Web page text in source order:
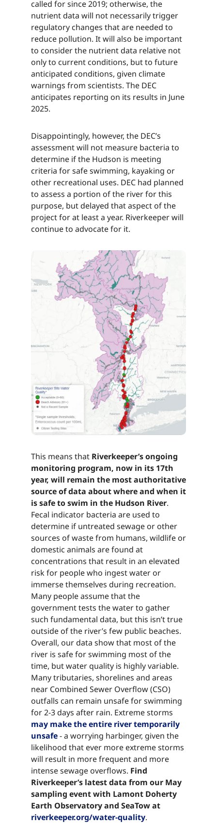
called for since 2019; otherwise, the
nutrient data will not necessarily trigger
regulatory changes that are needed to
reduce pollution. It will also be important
to consider the nutrient data relative not
only to current conditions, but to future
anticipated conditions, given climate
warnings from scientists. The DEC
anticipates reporting on its results in June
2025.​​​​‌ ‍ ​‍​‍‌‍ ‌ ​‍‌‍‍‌‌‍‌ ‌‍‍‌‌‍ ‍​‍​‍​ ‍‍​‍​‍‌ ​ ‌‍​‌‌‍ ‍‌‍‍‌‌ ‌​‌ ‍‌​‍ ‍‌‍‍‌‌‍ ​‍​‍​‍ ​​‍​‍‌‍‍​‌ ​‍‌‍‌‌‌‍‌‍​‍​‍​ ‍‍​‍​‍‌‍‍​‌ ‌​‌ ‌​‌ ​​‌ ​ ​ ‍‍​‍ ​‍ ‌‍​ ‌‍ ‌‌ ​ ​‍ ‍‌‍ ‌‌‍​‌‌‍‍‌‌‍ ‍​‍ ‍​ ​‍​ ​​​ ​‍​ ‌​‌ ​‍‌‍‌‌‌‍‌​‌‍‌‌‌ ​ ‌‍‍‌‌‍‌ ‌‍ ‍​‍ ‍‌ ​‍‌‍‍‌‌ ‌‍‌‍‌‌‌ ​‍‌‍‍ ‌‍‌‌‌‍‌‌‌ ​​‌‍‌‌‌ ​‍​‍ ‍‌‍ ‌ ​‍‌‍‌ ​‍ ‌‍‍‌‌‍ ‍‌ ‌​‌‍‌‌‌‍ ‍‌ ‌​​‍ ‌‍‌‌‌‍‌​‌‍‍‌‌ ‌​​‍ ‌‍ ‌‌‍ ‌‍‌​‌‍‌‌​ ‌‌ ​​‌ ​‍‌‍‌‌‌ ​ ‌‍‌‌‌‍ ‍‌ ‌​‌‍​‌‌ ‌​‌‍‍‌‌‍ ‌‍ ‍​ ‍ ‌‍‍‌‌‍‌​​ ‌​ ​‌‌‍​ ‌‍​‍‌‍​‌​ ‍​‌‍‌​​ ​​​ ‌‌​‍ ‌​ ​‍​ ​​​ ‌ ‌‍​‌​‍ ‌​ ‌​​ ​‌‌‍‌​​ ‌​​‍ ‌​ ‍‌‌‍‌‌​ ‌​​ ‌ ​‍ ‌​ ​‍‌‍​‍​ ‌‍‌‍‌‌​ ‌ ‌‍​‍​ ‌‌​ ‌ ‌‍‌‌​ ​​​ ​​​ ‌​​ ‍ ‌ ‌​‌ ‍‌‌ ​​‌‍‌‌​ ‌‌‍​‌‌ ​‍‌ ‌​‌‍‍‌‌‍​ ‌‍ ​‌‍‌‌​ ‍ ‌ ​​‌‍​‌‌ ‌​‌‍‍​​ ‌‌‍​ ‌‍ ‌‍ ‍‌ ‌​‌‍‌‌‌‍ ‍‌ ‌​​‍‌‌​ ‌‌‌​​‍‌‌ ‌‍‍ ‌‍‌‌‌ ‍‌​‍‌‌​ ​ ‌​‌​​‍‌‌​ ​ ‌​‌​​‍‌‌​ ​‍​ ​‍‌‍‌‌‌‍​ ‌‍​‌‌‍‌​​ ‌‍​ ‍‌‌‍​‌​ ‌ ​ ​ ​ ‍‌​ ‌ ​ ‌‌​‍‌‌​ ​‍​ ​‍​‍‌‌​ ‌‌‌​‌​​‍ ‍‌‍​ ‌‍‍​‌‍‍‌‌‍ ​‌‍‌​‌ ​‍‌‍‌‌‌‍ ‍​‍‌‌​ ‌‌‌​​‍‌‌ ‌‍‍ ‌‍‌‌‌ ‍‌​‍‌‌​ ​ ‌​‌​​‍‌‌​ ​ ‌​‌​​‍‌‌​ ​‍​ ​‍‌‍‌‌‌‍​ ‌‍​‌‌‍‌​​ ‌‍​ ‍‌‌‍​‌​ ‌ ​ ​ ​ ‍‌​ ‌ ​ ‌‌​ ‌‍​‍‌‌​ ​‍​ ​‍​‍‌‌​ ‌‌‌​‌​​‍ ‍‌ ‌​‌‍‌‌‌ ‍​‌ ‌​​ ‌‍​‍‌‍​‌‌ ​ ‌‍‌‌‌‌‌‌‌ ​‍‌‍ ​​ ‌‌‍‍​‌ ‌​‌ ‌​‌ ​​‌ ​ ​‍‌‌​ ​ ‌​​‌​‍‌‌​ ​‍‌​‌‍​‍‌‌​ ​‍‌​‌‍‌‍​ ‌‍ ‌‌ ​ ​‍ ‍‌‍ ‌‌‍​‌‌‍‍‌‌‍ ‍​‍ ‍​ ​‍​ ​​​ ​‍​ ‌​‌ ​‍‌‍‌‌‌‍‌​‌‍‌‌‌ ​ ‌‍‍‌‌‍‌ ‌‍ ‍​‍ ‍‌ ​‍‌‍‍‌‌ ‌‍‌‍‌‌‌ ​‍‌‍‍ ‌‍‌‌‌‍‌‌‌ ​​‌‍‌‌‌ ​‍​‍ ‍‌‍ ‌ ​‍‌‍‌ ​‍‌‍‌‍‍‌‌‍‌​​ ‌​ ​‌‌‍​ ‌‍​‍‌‍​‌​ ‍​‌‍‌​​ ​​​ ‌‌​‍ ‌​ ​‍​ ​​​ ‌ ‌‍​‌​‍ ‌​ ‌​​ ​‌‌‍‌​​ ‌​​‍ ‌​ ‍‌‌‍‌‌​ ‌​​ ‌ ​‍ ‌​ ​‍‌‍​‍​ ‌‍‌‍‌‌​ ‌ ‌‍​‍​ ‌‌​ ‌ ‌‍‌‌​ ​​​ ​​​ ‌​​‍‌‍‌ ‌​‌ ‍‌‌ ​​‌‍‌‌​ ‌‌‍​‌‌ ​‍‌ ‌​‌‍‍‌‌‍​ ‌‍ ​‌‍‌‌​‍‌‍‌ ​​‌‍​‌‌ ‌​‌‍‍​​ ‌‌‍​ ‌‍ ‌‍ ‍‌ ‌​‌‍‌‌‌‍ ‍‌ ‌​​‍‌‌​ ‌‌‌​​‍‌‌ ‌‍‍ ‌‍‌‌‌ ‍‌​‍‌‌​ ​ ‌​‌​​‍‌‌​ ​ ‌​‌​​‍‌‌​ ​‍​ ​‍‌‍‌‌‌‍​ ‌‍​‌‌‍‌​​ ‌‍​ ‍‌‌‍​‌​ ‌ ​ ​ ​ ‍‌​ ‌ ​ ‌‌​‍‌‌​ ​‍​ ​‍​‍‌‌​ ‌‌‌​‌​​‍ ‍‌‍​ ‌‍‍​‌‍‍‌‌‍ ​‌‍‌​‌ ​‍‌‍‌‌‌‍ ‍​‍‌‌​ ‌‌‌​​‍‌‌ ‌‍‍ ‌‍‌‌‌ ‍‌​‍‌‌​ ​ ‌​‌​​‍‌‌​ ​ ‌​‌​​‍‌‌​ ​‍​ ​‍‌‍‌‌‌‍​ ‌‍​‌‌‍‌​​ ‌‍​ ‍‌‌‍​‌​ ‌ ​ ​ ​ ‍‌​ ‌ ​ ‌‌​ ‌‍​‍‌‌​ ​‍​ ​‍​‍‌‌​ ‌‌‌​‌​​‍ ‍‌ ‌​‌‍‌‌‌ ‍​‌ ‌​​‍‌‍‌ ​​‌‍‌‌‌ ​‍‌ ​ ‌ ​​‌‍‌‌‌‍​ ‌ ‌​‌‍‍‌‌ ‌‍‌‍‌‌​ ‌‌ ​​‌ ‌‌‌‍​‍‌‍ ​‌‍‍‌‌ ​ ‌‍‍​‌‍‌‌‌‍‌​​‍​‍‌ ‌
Disappointingly, however, the DEC’s
assessment will not measure bacteria to
determine if the Hudson is meeting
criteria for safe swimming, kayaking or
other recreational uses. DEC had planned
to assess a portion of the river for this
purpose, but delayed that aspect of the
project for at least a year. Riverkeeper will
continue to advocate for it.​​​​‌ ‍ ​‍​‍‌‍ ‌ ​‍‌‍‍‌‌‍‌ ‌‍‍‌‌‍ ‍​‍​‍​ ‍‍​‍​‍‌ ​ ‌‍​‌‌‍ ‍‌‍‍‌‌ ‌​‌ ‍‌​‍ ‍‌‍‍‌‌‍ ​‍​‍​‍ ​​‍​‍‌‍‍​‌ ​‍‌‍‌‌‌‍‌‍​‍​‍​ ‍‍​‍​‍‌‍‍​‌ ‌​‌ ‌​‌ ​​‌ ​ ​ ‍‍​‍ ​‍ ‌‍​ ‌‍ ‌‌ ​ ​‍ ‍‌‍ ‌‌‍​‌‌‍‍‌‌‍ ‍​‍ ‍​ ​‍​ ​​​ ​‍​ ‌​‌ ​‍‌‍‌‌‌‍‌​‌‍‌‌‌ ​ ‌‍‍‌‌‍‌ ‌‍ ‍​‍ ‍‌ ​‍‌‍‍‌‌ ‌‍‌‍‌‌‌ ​‍‌‍‍ ‌‍‌‌‌‍‌‌‌ ​​‌‍‌‌‌ ​‍​‍ ‍‌‍ ‌ ​‍‌‍‌ ​‍ ‌‍‍‌‌‍ ‍‌ ‌​‌‍‌‌‌‍ ‍‌ ‌​​‍ ‌‍‌‌‌‍‌​‌‍‍‌‌ ‌​​‍ ‌‍ ‌‌‍ ‌‍‌​‌‍‌‌​ ‌‌ ​​‌ ​‍‌‍‌‌‌ ​ ‌‍‌‌‌‍ ‍‌ ‌​‌‍​‌‌ ‌​‌‍‍‌‌‍ ‌‍ ‍​ ‍ ‌‍‍‌‌‍‌​​ ‌​ ​‌‌‍​ ‌‍​‍‌‍​‌​ ‍​‌‍‌​​ ​​​ ‌‌​‍ ‌​ ​‍​ ​​​ ‌ ‌‍​‌​‍ ‌​ ‌​​ ​‌‌‍‌​​ ‌​​‍ ‌​ ‍‌‌‍‌‌​ ‌​​ ‌ ​‍ ‌​ ​‍‌‍​‍​ ‌‍‌‍‌‌​ ‌ ‌‍​‍​ ‌‌​ ‌ ‌‍‌‌​ ​​​ ​​​ ‌​​ ‍ ‌ ‌​‌ ‍‌‌ ​​‌‍‌‌​ ‌‌‍​‌‌ ​‍‌ ‌​‌‍‍‌‌‍​ ‌‍ ​‌‍‌‌​ ‍ ‌ ​​‌‍​‌‌ ‌​‌‍‍​​ ‌‌‍​ ‌‍ ‌‍ ‍‌ ‌​‌‍‌‌‌‍ ‍‌ ‌​​‍‌‌​ ‌‌‌​​‍‌‌ ‌‍‍ ‌‍‌‌‌ ‍‌​‍‌‌​ ​ ‌​‌​​‍‌‌​ ​ ‌​‌​​‍‌‌​ ​‍​ ​‍​ ​ ​ ​‌​ ‌‌‌‍​‌‌‍​‍​ ‌‍‌‍‌‌​ ‍​​ ​‍‌‍‌​‌‍​‌​ ‌‍​‍‌‌​ ​‍​ ​‍​‍‌‌​ ‌‌‌​‌​​‍ ‍‌‍​ ‌‍‍​‌‍‍‌‌‍ ​‌‍‌​‌ ​‍‌‍‌‌‌‍ ‍​‍‌‌​ ‌‌‌​​‍‌‌ ‌‍‍ ‌‍‌‌‌ ‍‌​‍‌‌​ ​ ‌​‌​​‍‌‌​ ​ ‌​‌​​‍‌‌​ ​‍​ ​‍​ ​ ​ ​‌​ ‌‌‌‍​‌‌‍​‍​ ‌‍‌‍‌‌​ ‍​​ ​‍‌‍‌​‌‍​‌​ ‌‍​ ​​​‍‌‌​ ​‍​ ​‍​‍‌‌​ ‌‌‌​‌​​‍ ‍‌ ‌​‌‍‌‌‌ ‍​‌ ‌​​ ‌‍​‍‌‍​‌‌ ​ ‌‍‌‌‌‌‌‌‌ ​‍‌‍ ​​ ‌‌‍‍​‌ ‌​‌ ‌​‌ ​​‌ ​ ​‍‌‌​ ​ ‌​​‌​‍‌‌​ ​‍‌​‌‍​‍‌‌​ ​‍‌​‌‍‌‍​ ‌‍ ‌‌ ​ ​‍ ‍‌‍ ‌‌‍​‌‌‍‍‌‌‍ ‍​‍ ‍​ ​‍​ ​​​ ​‍​ ‌​‌ ​‍‌‍‌‌‌‍‌​‌‍‌‌‌ ​ ‌‍‍‌‌‍‌ ‌‍ ‍​‍ ‍‌ ​‍‌‍‍‌‌ ‌‍‌‍‌‌‌ ​‍‌‍‍ ‌‍‌‌‌‍‌‌‌ ​​‌‍‌‌‌ ​‍​‍ ‍‌‍ ‌ ​‍‌‍‌ ​‍‌‍‌‍‍‌‌‍‌​​ ‌​ ​‌‌‍​ ‌‍​‍‌‍​‌​ ‍​‌‍‌​​ ​​​ ‌‌​‍ ‌​ ​‍​ ​​​ ‌ ‌‍​‌​‍ ‌​ ‌​​ ​‌‌‍‌​​ ‌​​‍ ‌​ ‍‌‌‍‌‌​ ‌​​ ‌ ​‍ ‌​ ​‍‌‍​‍​ ‌‍‌‍‌‌​ ‌ ‌‍​‍​ ‌‌​ ‌ ‌‍‌‌​ ​​​ ​​​ ‌​​‍‌‍‌ ‌​‌ ‍‌‌ ​​‌‍‌‌​ ‌‌‍​‌‌ ​‍‌ ‌​‌‍‍‌‌‍​ ‌‍ ​‌‍‌‌​‍‌‍‌ ​​‌‍​‌‌ ‌​‌‍‍​​ ‌‌‍​ ‌‍ ‌‍ ‍‌ ‌​‌‍‌‌‌‍ ‍‌ ‌​​‍‌‌​ ‌‌‌​​‍‌‌ ‌‍‍ ‌‍‌‌‌ ‍‌​‍‌‌​ ​ ‌​‌​​‍‌‌​ ​ ‌​‌​​‍‌‌​ ​‍​ ​‍​ ​ ​ ​‌​ ‌‌‌‍​‌‌‍​‍​ ‌‍‌‍‌‌​ ‍​​ ​‍‌‍‌​‌‍​‌​ ‌‍​‍‌‌​ ​‍​ ​‍​‍‌‌​ ‌‌‌​‌​​‍ ‍‌‍​ ‌‍‍​‌‍‍‌‌‍ ​‌‍‌​‌ ​‍‌‍‌‌‌‍ ‍​‍‌‌​ ‌‌‌​​‍‌‌ ‌‍‍ ‌‍‌‌‌ ‍‌​‍‌‌​ ​ ‌​‌​​‍‌‌​ ​ ‌​‌​​‍‌‌​ ​‍​ ​‍​ ​ ​ ​‌​ ‌‌‌‍​‌‌‍​‍​ ‌‍‌‍‌‌​ ‍​​ ​‍‌‍‌​‌‍​‌​ ‌‍​ ​​​‍‌‌​ ​‍​ ​‍​‍‌‌​ ‌‌‌​‌​​‍ ‍‌ ‌​‌‍‌‌‌ ‍​‌ ‌​​‍‌‍‌ ​​‌‍‌‌‌ ​‍‌ ​ ‌ ​​‌‍‌‌‌‍​ ‌ ‌​‌‍‍‌‌ ‌‍‌‍‌‌​ ‌‌ ​​‌ ‌‌‌‍​‍‌‍ ​‌‍‍‌‌ ​ ‌‍‍​‌‍‌‌‌‍‌​​‍​‍‌ ‌
This means that ​​​​‌ ‍ ​‍​‍‌‍ ‌ ​‍‌‍‍‌‌‍‌ ‌‍‍‌‌‍ ‍​‍​‍​ ‍‍​‍​‍‌ ​ ‌‍​‌‌‍ ‍‌‍‍‌‌ ‌​‌ ‍‌​‍ ‍‌‍‍‌‌‍ ​‍​‍​‍ ​​‍​‍‌‍‍​‌ ​‍‌‍‌‌‌‍‌‍​‍​‍​ ‍‍​‍​‍‌‍‍​‌ ‌​‌ ‌​‌ ​​‌ ​ ​ ‍‍​‍ ​‍ ‌‍​ ‌‍ ‌‌ ​ ​‍ ‍‌‍ ‌‌‍​‌‌‍‍‌‌‍ ‍​‍ ‍​ ​‍​ ​​​ ​‍​ ‌​‌ ​‍‌‍‌‌‌‍‌​‌‍‌‌‌ ​ ‌‍‍‌‌‍‌ ‌‍ ‍​‍ ‍‌ ​‍‌‍‍‌‌ ‌‍‌‍‌‌‌ ​‍‌‍‍ ‌‍‌‌‌‍‌‌‌ ​​‌‍‌‌‌ ​‍​‍ ‍‌‍ ‌ ​‍‌‍‌ ​‍ ‌‍‍‌‌‍ ‍‌ ‌​‌‍‌‌‌‍ ‍‌ ‌​​‍ ‌‍‌‌‌‍‌​‌‍‍‌‌ ‌​​‍ ‌‍ ‌‌‍ ‌‍‌​‌‍‌‌​ ‌‌ ​​‌ ​‍‌‍‌‌‌ ​ ‌‍‌‌‌‍ ‍‌ ‌​‌‍​‌‌ ‌​‌‍‍‌‌‍ ‌‍ ‍​ ‍ ‌‍‍‌‌‍‌​​ ‌​ ​‌‌‍​ ‌‍​‍‌‍​‌​ ‍​‌‍‌​​ ​​​ ‌‌​‍ ‌​ ​‍​ ​​​ ‌ ‌‍​‌​‍ ‌​ ‌​​ ​‌‌‍‌​​ ‌​​‍ ‌​ ‍‌‌‍‌‌​ ‌​​ ‌ ​‍ ‌​ ​‍‌‍​‍​ ‌‍‌‍‌‌​ ‌ ‌‍​‍​ ‌‌​ ‌ ‌‍‌‌​ ​​​ ​​​ ‌​​ ‍ ‌ ‌​‌ ‍‌‌ ​​‌‍‌‌​ ‌‌‍​‌‌ ​‍‌ ‌​‌‍‍‌‌‍​ ‌‍ ​‌‍‌‌​ ‍ ‌ ​​‌‍​‌‌ ‌​‌‍‍​​ ‌‌‍​ ‌‍ ‌‍ ‍‌ ‌​‌‍‌‌‌‍ ‍‌ ‌​​‍‌‌​ ‌‌‌​​‍‌‌ ‌‍‍ ‌‍‌‌‌ ‍‌​‍‌‌​ ​ ‌​‌​​‍‌‌​ ​ ‌​‌​​‍‌‌​ ​‍​ ​‍​ ‌ ‌‍​ ​ ​ ​ ‍‌‌‍​ ​ ‌​​ ​​​ ‍​​ ‌ ​ ​‍‌‍​‍​ ‍‌​‍‌‌​ ​‍​ ​‍​‍‌‌​ ‌‌‌​‌​​‍ ‍‌‍​ ‌‍‍​‌‍‍‌‌‍ ​‌‍‌​‌ ​‍‌‍‌‌‌‍ ‍​‍‌‌​ ‌‌‌​​‍‌‌ ‌‍‍ ‌‍‌‌‌ ‍‌​‍‌‌​ ​ ‌​‌​​‍‌‌​ ​ ‌​‌​​‍‌‌​ ​‍​ ​‍​ ‌ ‌‍​ ​ ​ ​ ‍‌‌‍​ ​ ‌​​ ​​​ ‍​​ ‌ ​ ​‍‌‍​‍​ ‍‌​ ​​​‍‌‌​ ​‍​ ​‍​‍‌‌​ ‌‌‌​‌​​‍ ‍‌ ‌​‌‍‌‌‌ ‍​‌ ‌​​ ‌‍​‍‌‍​‌‌ ​ ‌‍‌‌‌‌‌‌‌ ​‍‌‍ ​​ ‌‌‍‍​‌ ‌​‌ ‌​‌ ​​‌ ​ ​‍‌‌​ ​ ‌​​‌​‍‌‌​ ​‍‌​‌‍​‍‌‌​ ​‍‌​‌‍‌‍​ ‌‍ ‌‌ ​ ​‍ ‍‌‍ ‌‌‍​‌‌‍‍‌‌‍ ‍​‍ ‍​ ​‍​ ​​​ ​‍​ ‌​‌ ​‍‌‍‌‌‌‍‌​‌‍‌‌‌ ​ ‌‍‍‌‌‍‌ ‌‍ ‍​‍ ‍‌ ​‍‌‍‍‌‌ ‌‍‌‍‌‌‌ ​‍‌‍‍ ‌‍‌‌‌‍‌‌‌ ​​‌‍‌‌‌ ​‍​‍ ‍‌‍ ‌ ​‍‌‍‌ ​‍‌‍‌‍‍‌‌‍‌​​ ‌​ ​‌‌‍​ ‌‍​‍‌‍​‌​ ‍​‌‍‌​​ ​​​ ‌‌​‍ ‌​ ​‍​ ​​​ ‌ ‌‍​‌​‍ ‌​ ‌​​ ​‌‌‍‌​​ ‌​​‍ ‌​ ‍‌‌‍‌‌​ ‌​​ ‌ ​‍ ‌​ ​‍‌‍​‍​ ‌‍‌‍‌‌​ ‌ ‌‍​‍​ ‌‌​ ‌ ‌‍‌‌​ ​​​ ​​​ ‌​​‍‌‍‌ ‌​‌ ‍‌‌ ​​‌‍‌‌​ ‌‌‍​‌‌ ​‍‌ ‌​‌‍‍‌‌‍​ ‌‍ ​‌‍‌‌​‍‌‍‌ ​​‌‍​‌‌ ‌​‌‍‍​​ ‌‌‍​ ‌‍ ‌‍ ‍‌ ‌​‌‍‌‌‌‍ ‍‌ ‌​​‍‌‌​ ‌‌‌​​‍‌‌ ‌‍‍ ‌‍‌‌‌ ‍‌​‍‌‌​ ​ ‌​‌​​‍‌‌​ ​ ‌​‌​​‍‌‌​ ​‍​ ​‍​ ‌ ‌‍​ ​ ​ ​ ‍‌‌‍​ ​ ‌​​ ​​​ ‍​​ ‌ ​ ​‍‌‍​‍​ ‍‌​‍‌‌​ ​‍​ ​‍​‍‌‌​ ‌‌‌​‌​​‍ ‍‌‍​ ‌‍‍​‌‍‍‌‌‍ ​‌‍‌​‌ ​‍‌‍‌‌‌‍ ‍​‍‌‌​ ‌‌‌​​‍‌‌ ‌‍‍ ‌‍‌‌‌ ‍‌​‍‌‌​ ​ ‌​‌​​‍‌‌​ ​ ‌​‌​​‍‌‌​ ​‍​ ​‍​ ‌ ‌‍​ ​ ​ ​ ‍‌‌‍​ ​ ‌​​ ​​​ ‍​​ ‌ ​ ​‍‌‍​‍​ ‍‌​ ​​​‍‌‌​ ​‍​ ​‍​‍‌‌​ ‌‌‌​‌​​‍ ‍‌ ‌​‌‍‌‌‌ ‍​‌ ‌​​‍‌‍‌ ​​‌‍‌‌‌ ​‍‌ ​ ‌ ​​‌‍‌‌‌‍​ ‌ ‌​‌‍‍‌‌ ‌‍‌‍‌‌​ ‌‌ ​​‌ ‌‌‌‍​‍‌‍ ​‌‍‍‌‌ ​ ‌‍‍​‌‍‌‌‌‍‌​​‍​‍‌ ‌ Riverkeeper’s ongoing
monitoring program, now in its 17th
year, will remain the most authoritative
source of data about where and when it
is safe to swim in the Hudson River​​​​‌ ‍ ​‍​‍‌‍ ‌ ​‍‌‍‍‌‌‍‌ ‌‍‍‌‌‍ ‍​‍​‍​ ‍‍​‍​‍‌ ​ ‌‍​‌‌‍ ‍‌‍‍‌‌ ‌​‌ ‍‌​‍ ‍‌‍‍‌‌‍ ​‍​‍​‍ ​​‍​‍‌‍‍​‌ ​‍‌‍‌‌‌‍‌‍​‍​‍​ ‍‍​‍​‍‌‍‍​‌ ‌​‌ ‌​‌ ​​‌ ​ ​ ‍‍​‍ ​‍ ‌‍​ ‌‍ ‌‌ ​ ​‍ ‍‌‍ ‌‌‍​‌‌‍‍‌‌‍ ‍​‍ ‍​ ​‍​ ​​​ ​‍​ ‌​‌ ​‍‌‍‌‌‌‍‌​‌‍‌‌‌ ​ ‌‍‍‌‌‍‌ ‌‍ ‍​‍ ‍‌ ​‍‌‍‍‌‌ ‌‍‌‍‌‌‌ ​‍‌‍‍ ‌‍‌‌‌‍‌‌‌ ​​‌‍‌‌‌ ​‍​‍ ‍‌‍ ‌ ​‍‌‍‌ ​‍ ‌‍‍‌‌‍ ‍‌ ‌​‌‍‌‌‌‍ ‍‌ ‌​​‍ ‌‍‌‌‌‍‌​‌‍‍‌‌ ‌​​‍ ‌‍ ‌‌‍ ‌‍‌​‌‍‌‌​ ‌‌ ​​‌ ​‍‌‍‌‌‌ ​ ‌‍‌‌‌‍ ‍‌ ‌​‌‍​‌‌ ‌​‌‍‍‌‌‍ ‌‍ ‍​ ‍ ‌‍‍‌‌‍‌​​ ‌​ ​‌‌‍​ ‌‍​‍‌‍​‌​ ‍​‌‍‌​​ ​​​ ‌‌​‍ ‌​ ​‍​ ​​​ ‌ ‌‍​‌​‍ ‌​ ‌​​ ​‌‌‍‌​​ ‌​​‍ ‌​ ‍‌‌‍‌‌​ ‌​​ ‌ ​‍ ‌​ ​‍‌‍​‍​ ‌‍‌‍‌‌​ ‌ ‌‍​‍​ ‌‌​ ‌ ‌‍‌‌​ ​​​ ​​​ ‌​​ ‍ ‌ ‌​‌ ‍‌‌ ​​‌‍‌‌​ ‌‌‍​‌‌ ​‍‌ ‌​‌‍‍‌‌‍​ ‌‍ ​‌‍‌‌​ ‍ ‌ ​​‌‍​‌‌ ‌​‌‍‍​​ ‌‌‍​ ‌‍ ‌‍ ‍‌ ‌​‌‍‌‌‌‍ ‍‌ ‌​​‍‌‌​ ‌‌‌​​‍‌‌ ‌‍‍ ‌‍‌‌‌ ‍‌​‍‌‌​ ​ ‌​‌​​‍‌‌​ ​ ‌​‌​​‍‌‌​ ​‍​ ​‍​ ‌ ‌‍​ ​ ​ ​ ‍‌‌‍​ ​ ‌​​ ​​​ ‍​​ ‌ ​ ​‍‌‍​‍​ ‍‌​‍‌‌​ ​‍​ ​‍​‍‌‌​ ‌‌‌​‌​​‍ ‍‌‍​ ‌‍‍​‌‍‍‌‌‍ ​‌‍‌​‌ ​‍‌‍‌‌‌‍ ‍​‍‌‌​ ‌‌‌​​‍‌‌ ‌‍‍ ‌‍‌‌‌ ‍‌​‍‌‌​ ​ ‌​‌​​‍‌‌​ ​ ‌​‌​​‍‌‌​ ​‍​ ​‍​ ‌ ‌‍​ ​ ​ ​ ‍‌‌‍​ ​ ‌​​ ​​​ ‍​​ ‌ ​ ​‍‌‍​‍​ ‍‌​ ​‌​‍‌‌​ ​‍​ ​‍​‍‌‌​ ‌‌‌​‌​​‍ ‍‌ ‌​‌‍‌‌‌ ‍​‌ ‌​​ ‌‍​‍‌‍​‌‌ ​ ‌‍‌‌‌‌‌‌‌ ​‍‌‍ ​​ ‌‌‍‍​‌ ‌​‌ ‌​‌ ​​‌ ​ ​‍‌‌​ ​ ‌​​‌​‍‌‌​ ​‍‌​‌‍​‍‌‌​ ​‍‌​‌‍‌‍​ ‌‍ ‌‌ ​ ​‍ ‍‌‍ ‌‌‍​‌‌‍‍‌‌‍ ‍​‍ ‍​ ​‍​ ​​​ ​‍​ ‌​‌ ​‍‌‍‌‌‌‍‌​‌‍‌‌‌ ​ ‌‍‍‌‌‍‌ ‌‍ ‍​‍ ‍‌ ​‍‌‍‍‌‌ ‌‍‌‍‌‌‌ ​‍‌‍‍ ‌‍‌‌‌‍‌‌‌ ​​‌‍‌‌‌ ​‍​‍ ‍‌‍ ‌ ​‍‌‍‌ ​‍‌‍‌‍‍‌‌‍‌​​ ‌​ ​‌‌‍​ ‌‍​‍‌‍​‌​ ‍​‌‍‌​​ ​​​ ‌‌​‍ ‌​ ​‍​ ​​​ ‌ ‌‍​‌​‍ ‌​ ‌​​ ​‌‌‍‌​​ ‌​​‍ ‌​ ‍‌‌‍‌‌​ ‌​​ ‌ ​‍ ‌​ ​‍‌‍​‍​ ‌‍‌‍‌‌​ ‌ ‌‍​‍​ ‌‌​ ‌ ‌‍‌‌​ ​​​ ​​​ ‌​​‍‌‍‌ ‌​‌ ‍‌‌ ​​‌‍‌‌​ ‌‌‍​‌‌ ​‍‌ ‌​‌‍‍‌‌‍​ ‌‍ ​‌‍‌‌​‍‌‍‌ ​​‌‍​‌‌ ‌​‌‍‍​​ ‌‌‍​ ‌‍ ‌‍ ‍‌ ‌​‌‍‌‌‌‍ ‍‌ ‌​​‍‌‌​ ‌‌‌​​‍‌‌ ‌‍‍ ‌‍‌‌‌ ‍‌​‍‌‌​ ​ ‌​‌​​‍‌‌​ ​ ‌​‌​​‍‌‌​ ​‍​ ​‍​ ‌ ‌‍​ ​ ​ ​ ‍‌‌‍​ ​ ‌​​ ​​​ ‍​​ ‌ ​ ​‍‌‍​‍​ ‍‌​‍‌‌​ ​‍​ ​‍​‍‌‌​ ‌‌‌​‌​​‍ ‍‌‍​ ‌‍‍​‌‍‍‌‌‍ ​‌‍‌​‌ ​‍‌‍‌‌‌‍ ‍​‍‌‌​ ‌‌‌​​‍‌‌ ‌‍‍ ‌‍‌‌‌ ‍‌​‍‌‌​ ​ ‌​‌​​‍‌‌​ ​ ‌​‌​​‍‌‌​ ​‍​ ​‍​ ‌ ‌‍​ ​ ​ ​ ‍‌‌‍​ ​ ‌​​ ​​​ ‍​​ ‌ ​ ​‍‌‍​‍​ ‍‌​ ​‌​‍‌‌​ ​‍​ ​‍​‍‌‌​ ‌‌‌​‌​​‍ ‍‌ ‌​‌‍‌‌‌ ‍​‌ ‌​​‍‌‍‌ ​​‌‍‌‌‌ ​‍‌ ​ ‌ ​​‌‍‌‌‌‍​ ‌ ‌​‌‍‍‌‌ ‌‍‌‍‌‌​ ‌‌ ​​‌ ‌‌‌‍​‍‌‍ ​‌‍‍‌‌ ​ ‌‍‍​‌‍‌‌‌‍‌​​‍​‍‌ ‌.
Fecal indicator bacteria are used to
determine if untreated sewage or other
sources of waste from humans, wildlife or
domestic animals are found at
concentrations that result in an elevated
risk for people who ingest water or
immerse themselves during recreation.
Many people assume that the
government tests the water to gather
such fundamental data, but this isn’t true
outside of the river’s few public beaches.
Overall, our data show that most of the
river is safe for swimming most of the
time, but water quality is highly variable.
Many tributaries, shorelines and areas
near Combined Sewer Overflow (CSO)
outfalls can remain unsafe for swimming
for 2-3 days after rain. Extreme storms
may make the entire river temporarily
unsafe​​​​‌ ‍ ​‍​‍‌‍ ‌ ​‍‌‍‍‌‌‍‌ ‌‍‍‌‌‍ ‍​‍​‍​ ‍‍​‍​‍‌ ​ ‌‍​‌‌‍ ‍‌‍‍‌‌ ‌​‌ ‍‌​‍ ‍‌‍‍‌‌‍ ​‍​‍​‍ ​​‍​‍‌‍‍​‌ ​‍‌‍‌‌‌‍‌‍​‍​‍​ ‍‍​‍​‍‌‍‍​‌ ‌​‌ ‌​‌ ​​‌ ​ ​ ‍‍​‍ ​‍ ‌‍​ ‌‍ ‌‌ ​ ​‍ ‍‌‍ ‌‌‍​‌‌‍‍‌‌‍ ‍​‍ ‍​ ​‍​ ​​​ ​‍​ ‌​‌ ​‍‌‍‌‌‌‍‌​‌‍‌‌‌ ​ ‌‍‍‌‌‍‌ ‌‍ ‍​‍ ‍‌ ​‍‌‍‍‌‌ ‌‍‌‍‌‌‌ ​‍‌‍‍ ‌‍‌‌‌‍‌‌‌ ​​‌‍‌‌‌ ​‍​‍ ‍‌‍ ‌ ​‍‌‍‌ ​‍ ‌‍‍‌‌‍ ‍‌ ‌​‌‍‌‌‌‍ ‍‌ ‌​​‍ ‌‍‌‌‌‍‌​‌‍‍‌‌ ‌​​‍ ‌‍ ‌‌‍ ‌‍‌​‌‍‌‌​ ‌‌ ​​‌ ​‍‌‍‌‌‌ ​ ‌‍‌‌‌‍ ‍‌ ‌​‌‍​‌‌ ‌​‌‍‍‌‌‍ ‌‍ ‍​ ‍ ‌‍‍‌‌‍‌​​ ‌​ ​‌‌‍​ ‌‍​‍‌‍​‌​ ‍​‌‍‌​​ ​​​ ‌‌​‍ ‌​ ​‍​ ​​​ ‌ ‌‍​‌​‍ ‌​ ‌​​ ​‌‌‍‌​​ ‌​​‍ ‌​ ‍‌‌‍‌‌​ ‌​​ ‌ ​‍ ‌​ ​‍‌‍​‍​ ‌‍‌‍‌‌​ ‌ ‌‍​‍​ ‌‌​ ‌ ‌‍‌‌​ ​​​ ​​​ ‌​​ ‍ ‌ ‌​‌ ‍‌‌ ​​‌‍‌‌​ ‌‌‍​‌‌ ​‍‌ ‌​‌‍‍‌‌‍​ ‌‍ ​‌‍‌‌​ ‍ ‌ ​​‌‍​‌‌ ‌​‌‍‍​​ ‌‌‍​ ‌‍ ‌‍ ‍‌ ‌​‌‍‌‌‌‍ ‍‌ ‌​​‍‌‌​ ‌‌‌​​‍‌‌ ‌‍‍ ‌‍‌‌‌ ‍‌​‍‌‌​ ​ ‌​‌​​‍‌‌​ ​ ‌​‌​​‍‌‌​ ​‍​ ​‍​ ‌ ‌‍​ ​ ​ ​ ‍‌‌‍​ ​ ‌​​ ​​​ ‍​​ ‌ ​ ​‍‌‍​‍​ ‍‌​‍‌‌​ ​‍​ ​‍​‍‌‌​ ‌‌‌​‌​​‍ ‍‌‍​ ‌‍‍​‌‍‍‌‌‍ ​‌‍‌​‌ ​‍‌‍‌‌‌‍ ‍​‍‌‌​ ‌‌‌​​‍‌‌ ‌‍‍ ‌‍‌‌‌ ‍‌​‍‌‌​ ​ ‌​‌​​‍‌‌​ ​ ‌​‌​​‍‌‌​ ​‍​ ​‍​ ‌ ‌‍​ ​ ​ ​ ‍‌‌‍​ ​ ‌​​ ​​​ ‍​​ ‌ ​ ​‍‌‍​‍​ ‍‌​ ​ ​‍‌‌​ ​‍​ ​‍​‍‌‌​ ‌‌‌​‌​​‍ ‍‌ ‌​‌‍‌‌‌ ‍​‌ ‌​​ ‌‍​‍‌‍​‌‌ ​ ‌‍‌‌‌‌‌‌‌ ​‍‌‍ ​​ ‌‌‍‍​‌ ‌​‌ ‌​‌ ​​‌ ​ ​‍‌‌​ ​ ‌​​‌​‍‌‌​ ​‍‌​‌‍​‍‌‌​ ​‍‌​‌‍‌‍​ ‌‍ ‌‌ ​ ​‍ ‍‌‍ ‌‌‍​‌‌‍‍‌‌‍ ‍​‍ ‍​ ​‍​ ​​​ ​‍​ ‌​‌ ​‍‌‍‌‌‌‍‌​‌‍‌‌‌ ​ ‌‍‍‌‌‍‌ ‌‍ ‍​‍ ‍‌ ​‍‌‍‍‌‌ ‌‍‌‍‌‌‌ ​‍‌‍‍ ‌‍‌‌‌‍‌‌‌ ​​‌‍‌‌‌ ​‍​‍ ‍‌‍ ‌ ​‍‌‍‌ ​‍‌‍‌‍‍‌‌‍‌​​ ‌​ ​‌‌‍​ ‌‍​‍‌‍​‌​ ‍​‌‍‌​​ ​​​ ‌‌​‍ ‌​ ​‍​ ​​​ ‌ ‌‍​‌​‍ ‌​ ‌​​ ​‌‌‍‌​​ ‌​​‍ ‌​ ‍‌‌‍‌‌​ ‌​​ ‌ ​‍ ‌​ ​‍‌‍​‍​ ‌‍‌‍‌‌​ ‌ ‌‍​‍​ ‌‌​ ‌ ‌‍‌‌​ ​​​ ​​​ ‌​​‍‌‍‌ ‌​‌ ‍‌‌ ​​‌‍‌‌​ ‌‌‍​‌‌ ​‍‌ ‌​‌‍‍‌‌‍​ ‌‍ ​‌‍‌‌​‍‌‍‌ ​​‌‍​‌‌ ‌​‌‍‍​​ ‌‌‍​ ‌‍ ‌‍ ‍‌ ‌​‌‍‌‌‌‍ ‍‌ ‌​​‍‌‌​ ‌‌‌​​‍‌‌ ‌‍‍ ‌‍‌‌‌ ‍‌​‍‌‌​ ​ ‌​‌​​‍‌‌​ ​ ‌​‌​​‍‌‌​ ​‍​ ​‍​ ‌ ‌‍​ ​ ​ ​ ‍‌‌‍​ ​ ‌​​ ​​​ ‍​​ ‌ ​ ​‍‌‍​‍​ ‍‌​‍‌‌​ ​‍​ ​‍​‍‌‌​ ‌‌‌​‌​​‍ ‍‌‍​ ‌‍‍​‌‍‍‌‌‍ ​‌‍‌​‌ ​‍‌‍‌‌‌‍ ‍​‍‌‌​ ‌‌‌​​‍‌‌ ‌‍‍ ‌‍‌‌‌ ‍‌​‍‌‌​ ​ ‌​‌​​‍‌‌​ ​ ‌​‌​​‍‌‌​ ​‍​ ​‍​ ‌ ‌‍​ ​ ​ ​ ‍‌‌‍​ ​ ‌​​ ​​​ ‍​​ ‌ ​ ​‍‌‍​‍​ ‍‌​ ​ ​‍‌‌​ ​‍​ ​‍​‍‌‌​ ‌‌‌​‌​​‍ ‍‌ ‌​‌‍‌‌‌ ‍​‌ ‌​​‍‌‍‌ ​​‌‍‌‌‌ ​‍‌ ​ ‌ ​​‌‍‌‌‌‍​ ‌ ‌​‌‍‍‌‌ ‌‍‌‍‌‌​ ‌‌ ​​‌ ‌‌‌‍​‍‌‍ ​‌‍‍‌‌ ​ ‌‍‍​‌‍‌‌‌‍‌​​‍​‍‌ ‌- a worrying harbinger, given the
likelihood that ever more extreme storms
will result in more frequent and more
intense sewage overflows. ​​​​‌ ‍ ​‍​‍‌‍ ‌ ​‍‌‍‍‌‌‍‌ ‌‍‍‌‌‍ ‍​‍​‍​ ‍‍​‍​‍‌ ​ ‌‍​‌‌‍ ‍‌‍‍‌‌ ‌​‌ ‍‌​‍ ‍‌‍‍‌‌‍ ​‍​‍​‍ ​​‍​‍‌‍‍​‌ ​‍‌‍‌‌‌‍‌‍​‍​‍​ ‍‍​‍​‍‌‍‍​‌ ‌​‌ ‌​‌ ​​‌ ​ ​ ‍‍​‍ ​‍ ‌‍​ ‌‍ ‌‌ ​ ​‍ ‍‌‍ ‌‌‍​‌‌‍‍‌‌‍ ‍​‍ ‍​ ​‍​ ​​​ ​‍​ ‌​‌ ​‍‌‍‌‌‌‍‌​‌‍‌‌‌ ​ ‌‍‍‌‌‍‌ ‌‍ ‍​‍ ‍‌ ​‍‌‍‍‌‌ ‌‍‌‍‌‌‌ ​‍‌‍‍ ‌‍‌‌‌‍‌‌‌ ​​‌‍‌‌‌ ​‍​‍ ‍‌‍ ‌ ​‍‌‍‌ ​‍ ‌‍‍‌‌‍ ‍‌ ‌​‌‍‌‌‌‍ ‍‌ ‌​​‍ ‌‍‌‌‌‍‌​‌‍‍‌‌ ‌​​‍ ‌‍ ‌‌‍ ‌‍‌​‌‍‌‌​ ‌‌ ​​‌ ​‍‌‍‌‌‌ ​ ‌‍‌‌‌‍ ‍‌ ‌​‌‍​‌‌ ‌​‌‍‍‌‌‍ ‌‍ ‍​ ‍ ‌‍‍‌‌‍‌​​ ‌​ ​‌‌‍​ ‌‍​‍‌‍​‌​ ‍​‌‍‌​​ ​​​ ‌‌​‍ ‌​ ​‍​ ​​​ ‌ ‌‍​‌​‍ ‌​ ‌​​ ​‌‌‍‌​​ ‌​​‍ ‌​ ‍‌‌‍‌‌​ ‌​​ ‌ ​‍ ‌​ ​‍‌‍​‍​ ‌‍‌‍‌‌​ ‌ ‌‍​‍​ ‌‌​ ‌ ‌‍‌‌​ ​​​ ​​​ ‌​​ ‍ ‌ ‌​‌ ‍‌‌ ​​‌‍‌‌​ ‌‌‍​‌‌ ​‍‌ ‌​‌‍‍‌‌‍​ ‌‍ ​‌‍‌‌​ ‍ ‌ ​​‌‍​‌‌ ‌​‌‍‍​​ ‌‌‍​ ‌‍ ‌‍ ‍‌ ‌​‌‍‌‌‌‍ ‍‌ ‌​​‍‌‌​ ‌‌‌​​‍‌‌ ‌‍‍ ‌‍‌‌‌ ‍‌​‍‌‌​ ​ ‌​‌​​‍‌‌​ ​ ‌​‌​​‍‌‌​ ​‍​ ​‍​ ‌ ‌‍​ ​ ​ ​ ‍‌‌‍​ ​ ‌​​ ​​​ ‍​​ ‌ ​ ​‍‌‍​‍​ ‍‌​‍‌‌​ ​‍​ ​‍​‍‌‌​ ‌‌‌​‌​​‍ ‍‌‍​ ‌‍‍​‌‍‍‌‌‍ ​‌‍‌​‌ ​‍‌‍‌‌‌‍ ‍​‍‌‌​ ‌‌‌​​‍‌‌ ‌‍‍ ‌‍‌‌‌ ‍‌​‍‌‌​ ​ ‌​‌​​‍‌‌​ ​ ‌​‌​​‍‌‌​ ​‍​ ​‍​ ‌ ‌‍​ ​ ​ ​ ‍‌‌‍​ ​ ‌​​ ​​​ ‍​​ ‌ ​ ​‍‌‍​‍​ ‍‌​ ‌​​‍‌‌​ ​‍​ ​‍​‍‌‌​ ‌‌‌​‌​​‍ ‍‌ ‌​‌‍‌‌‌ ‍​‌ ‌​​ ‌‍​‍‌‍​‌‌ ​ ‌‍‌‌‌‌‌‌‌ ​‍‌‍ ​​ ‌‌‍‍​‌ ‌​‌ ‌​‌ ​​‌ ​ ​‍‌‌​ ​ ‌​​‌​‍‌‌​ ​‍‌​‌‍​‍‌‌​ ​‍‌​‌‍‌‍​ ‌‍ ‌‌ ​ ​‍ ‍‌‍ ‌‌‍​‌‌‍‍‌‌‍ ‍​‍ ‍​ ​‍​ ​​​ ​‍​ ‌​‌ ​‍‌‍‌‌‌‍‌​‌‍‌‌‌ ​ ‌‍‍‌‌‍‌ ‌‍ ‍​‍ ‍‌ ​‍‌‍‍‌‌ ‌‍‌‍‌‌‌ ​‍‌‍‍ ‌‍‌‌‌‍‌‌‌ ​​‌‍‌‌‌ ​‍​‍ ‍‌‍ ‌ ​‍‌‍‌ ​‍‌‍‌‍‍‌‌‍‌​​ ‌​ ​‌‌‍​ ‌‍​‍‌‍​‌​ ‍​‌‍‌​​ ​​​ ‌‌​‍ ‌​ ​‍​ ​​​ ‌ ‌‍​‌​‍ ‌​ ‌​​ ​‌‌‍‌​​ ‌​​‍ ‌​ ‍‌‌‍‌‌​ ‌​​ ‌ ​‍ ‌​ ​‍‌‍​‍​ ‌‍‌‍‌‌​ ‌ ‌‍​‍​ ‌‌​ ‌ ‌‍‌‌​ ​​​ ​​​ ‌​​‍‌‍‌ ‌​‌ ‍‌‌ ​​‌‍‌‌​ ‌‌‍​‌‌ ​‍‌ ‌​‌‍‍‌‌‍​ ‌‍ ​‌‍‌‌​‍‌‍‌ ​​‌‍​‌‌ ‌​‌‍‍​​ ‌‌‍​ ‌‍ ‌‍ ‍‌ ‌​‌‍‌‌‌‍ ‍‌ ‌​​‍‌‌​ ‌‌‌​​‍‌‌ ‌‍‍ ‌‍‌‌‌ ‍‌​‍‌‌​ ​ ‌​‌​​‍‌‌​ ​ ‌​‌​​‍‌‌​ ​‍​ ​‍​ ‌ ‌‍​ ​ ​ ​ ‍‌‌‍​ ​ ‌​​ ​​​ ‍​​ ‌ ​ ​‍‌‍​‍​ ‍‌​‍‌‌​ ​‍​ ​‍​‍‌‌​ ‌‌‌​‌​​‍ ‍‌‍​ ‌‍‍​‌‍‍‌‌‍ ​‌‍‌​‌ ​‍‌‍‌‌‌‍ ‍​‍‌‌​ ‌‌‌​​‍‌‌ ‌‍‍ ‌‍‌‌‌ ‍‌​‍‌‌​ ​ ‌​‌​​‍‌‌​ ​ ‌​‌​​‍‌‌​ ​‍​ ​‍​ ‌ ‌‍​ ​ ​ ​ ‍‌‌‍​ ​ ‌​​ ​​​ ‍​​ ‌ ​ ​‍‌‍​‍​ ‍‌​ ‌​​‍‌‌​ ​‍​ ​‍​‍‌‌​ ‌‌‌​‌​​‍ ‍‌ ‌​‌‍‌‌‌ ‍​‌ ‌​​‍‌‍‌ ​​‌‍‌‌‌ ​‍‌ ​ ‌ ​​‌‍‌‌‌‍​ ‌ ‌​‌‍‍‌‌ ‌‍‌‍‌‌​ ‌‌ ​​‌ ‌‌‌‍​‍‌‍ ​‌‍‍‌‌ ​ ‌‍‍​‌‍‌‌‌‍‌​​‍​‍‌ ‌ Find
Riverkeeper’s latest data from our May
sampling event with Lamont Doherty
Earth Observatory and SeaTow at
riverkeeper.org/water-quality​​​​‌ ‍ ​‍​‍‌‍ ‌ ​‍‌‍‍‌‌‍‌ ‌‍‍‌‌‍ ‍​‍​‍​ ‍‍​‍​‍‌ ​ ‌‍​‌‌‍ ‍‌‍‍‌‌ ‌​‌ ‍‌​‍ ‍‌‍‍‌‌‍ ​‍​‍​‍ ​​‍​‍‌‍‍​‌ ​‍‌‍‌‌‌‍‌‍​‍​‍​ ‍‍​‍​‍‌‍‍​‌ ‌​‌ ‌​‌ ​​‌ ​ ​ ‍‍​‍ ​‍ ‌‍​ ‌‍ ‌‌ ​ ​‍ ‍‌‍ ‌‌‍​‌‌‍‍‌‌‍ ‍​‍ ‍​ ​‍​ ​​​ ​‍​ ‌​‌ ​‍‌‍‌‌‌‍‌​‌‍‌‌‌ ​ ‌‍‍‌‌‍‌ ‌‍ ‍​‍ ‍‌ ​‍‌‍‍‌‌ ‌‍‌‍‌‌‌ ​‍‌‍‍ ‌‍‌‌‌‍‌‌‌ ​​‌‍‌‌‌ ​‍​‍ ‍‌‍ ‌ ​‍‌‍‌ ​‍ ‌‍‍‌‌‍ ‍‌ ‌​‌‍‌‌‌‍ ‍‌ ‌​​‍ ‌‍‌‌‌‍‌​‌‍‍‌‌ ‌​​‍ ‌‍ ‌‌‍ ‌‍‌​‌‍‌‌​ ‌‌ ​​‌ ​‍‌‍‌‌‌ ​ ‌‍‌‌‌‍ ‍‌ ‌​‌‍​‌‌ ‌​‌‍‍‌‌‍ ‌‍ ‍​ ‍ ‌‍‍‌‌‍‌​​ ‌​ ​‌‌‍​ ‌‍​‍‌‍​‌​ ‍​‌‍‌​​ ​​​ ‌‌​‍ ‌​ ​‍​ ​​​ ‌ ‌‍​‌​‍ ‌​ ‌​​ ​‌‌‍‌​​ ‌​​‍ ‌​ ‍‌‌‍‌‌​ ‌​​ ‌ ​‍ ‌​ ​‍‌‍​‍​ ‌‍‌‍‌‌​ ‌ ‌‍​‍​ ‌‌​ ‌ ‌‍‌‌​ ​​​ ​​​ ‌​​ ‍ ‌ ‌​‌ ‍‌‌ ​​‌‍‌‌​ ‌‌‍​‌‌ ​‍‌ ‌​‌‍‍‌‌‍​ ‌‍ ​‌‍‌‌​ ‍ ‌ ​​‌‍​‌‌ ‌​‌‍‍​​ ‌‌‍​ ‌‍ ‌‍ ‍‌ ‌​‌‍‌‌‌‍ ‍‌ ‌​​‍‌‌​ ‌‌‌​​‍‌‌ ‌‍‍ ‌‍‌‌‌ ‍‌​‍‌‌​ ​ ‌​‌​​‍‌‌​ ​ ‌​‌​​‍‌‌​ ​‍​ ​‍​ ‌ ‌‍​ ​ ​ ​ ‍‌‌‍​ ​ ‌​​ ​​​ ‍​​ ‌ ​ ​‍‌‍​‍​ ‍‌​‍‌‌​ ​‍​ ​‍​‍‌‌​ ‌‌‌​‌​​‍ ‍‌‍​ ‌‍‍​‌‍‍‌‌‍ ​‌‍‌​‌ ​‍‌‍‌‌‌‍ ‍​‍‌‌​ ‌‌‌​​‍‌‌ ‌‍‍ ‌‍‌‌‌ ‍‌​‍‌‌​ ​ ‌​‌​​‍‌‌​ ​ ‌​‌​​‍‌‌​ ​‍​ ​‍​ ‌ ‌‍​ ​ ​ ​ ‍‌‌‍​ ​ ‌​​ ​​​ ‍​​ ‌ ​ ​‍‌‍​‍​ ‍‌​ ‌‍​‍‌‌​ ​‍​ ​‍​‍‌‌​ ‌‌‌​‌​​‍ ‍‌ ‌​‌‍‌‌‌ ‍​‌ ‌​​ ‌‍​‍‌‍​‌‌ ​ ‌‍‌‌‌‌‌‌‌ ​‍‌‍ ​​ ‌‌‍‍​‌ ‌​‌ ‌​‌ ​​‌ ​ ​‍‌‌​ ​ ‌​​‌​‍‌‌​ ​‍‌​‌‍​‍‌‌​ ​‍‌​‌‍‌‍​ ‌‍ ‌‌ ​ ​‍ ‍‌‍ ‌‌‍​‌‌‍‍‌‌‍ ‍​‍ ‍​ ​‍​ ​​​ ​‍​ ‌​‌ ​‍‌‍‌‌‌‍‌​‌‍‌‌‌ ​ ‌‍‍‌‌‍‌ ‌‍ ‍​‍ ‍‌ ​‍‌‍‍‌‌ ‌‍‌‍‌‌‌ ​‍‌‍‍ ‌‍‌‌‌‍‌‌‌ ​​‌‍‌‌‌ ​‍​‍ ‍‌‍ ‌ ​‍‌‍‌ ​‍‌‍‌‍‍‌‌‍‌​​ ‌​ ​‌‌‍​ ‌‍​‍‌‍​‌​ ‍​‌‍‌​​ ​​​ ‌‌​‍ ‌​ ​‍​ ​​​ ‌ ‌‍​‌​‍ ‌​ ‌​​ ​‌‌‍‌​​ ‌​​‍ ‌​ ‍‌‌‍‌‌​ ‌​​ ‌ ​‍ ‌​ ​‍‌‍​‍​ ‌‍‌‍‌‌​ ‌ ‌‍​‍​ ‌‌​ ‌ ‌‍‌‌​ ​​​ ​​​ ‌​​‍‌‍‌ ‌​‌ ‍‌‌ ​​‌‍‌‌​ ‌‌‍​‌‌ ​‍‌ ‌​‌‍‍‌‌‍​ ‌‍ ​‌‍‌‌​‍‌‍‌ ​​‌‍​‌‌ ‌​‌‍‍​​ ‌‌‍​ ‌‍ ‌‍ ‍‌ ‌​‌‍‌‌‌‍ ‍‌ ‌​​‍‌‌​ ‌‌‌​​‍‌‌ ‌‍‍ ‌‍‌‌‌ ‍‌​‍‌‌​ ​ ‌​‌​​‍‌‌​ ​ ‌​‌​​‍‌‌​ ​‍​ ​‍​ ‌ ‌‍​ ​ ​ ​ ‍‌‌‍​ ​ ‌​​ ​​​ ‍​​ ‌ ​ ​‍‌‍​‍​ ‍‌​‍‌‌​ ​‍​ ​‍​‍‌‌​ ‌‌‌​‌​​‍ ‍‌‍​ ‌‍‍​‌‍‍‌‌‍ ​‌‍‌​‌ ​‍‌‍‌‌‌‍ ‍​‍‌‌​ ‌‌‌​​‍‌‌ ‌‍‍ ‌‍‌‌‌ ‍‌​‍‌‌​ ​ ‌​‌​​‍‌‌​ ​ ‌​‌​​‍‌‌​ ​‍​ ​‍​ ‌ ‌‍​ ​ ​ ​ ‍‌‌‍​ ​ ‌​​ ​​​ ‍​​ ‌ ​ ​‍‌‍​‍​ ‍‌​ ‌‍​‍‌‌​ ​‍​ ​‍​‍‌‌​ ‌‌‌​‌​​‍ ‍‌ ‌​‌‍‌‌‌ ‍​‌ ‌​​‍‌‍‌ ​​‌‍‌‌‌ ​‍‌ ​ ‌ ​​‌‍‌‌‌‍​ ‌ ‌​‌‍‍‌‌ ‌‍‌‍‌‌​ ‌‌ ​​‌ ‌‌‌‍​‍‌‍ ​‌‍‍‌‌ ​ ‌‍‍​‌‍‌‌‌‍‌​​‍​‍‌ ‌.​​​​‌ ‍ ​‍​‍‌‍ ‌ ​‍‌‍‍‌‌‍‌ ‌‍‍‌‌‍ ‍​‍​‍​ ‍‍​‍​‍‌ ​ ‌‍​‌‌‍ ‍‌‍‍‌‌ ‌​‌ ‍‌​‍ ‍‌‍‍‌‌‍ ​‍​‍​‍ ​​‍​‍‌‍‍​‌ ​‍‌‍‌‌‌‍‌‍​‍​‍​ ‍‍​‍​‍‌‍‍​‌ ‌​‌ ‌​‌ ​​‌ ​ ​ ‍‍​‍ ​‍ ‌‍​ ‌‍ ‌‌ ​ ​‍ ‍‌‍ ‌‌‍​‌‌‍‍‌‌‍ ‍​‍ ‍​ ​‍​ ​​​ ​‍​ ‌​‌ ​‍‌‍‌‌‌‍‌​‌‍‌‌‌ ​ ‌‍‍‌‌‍‌ ‌‍ ‍​‍ ‍‌ ​‍‌‍‍‌‌ ‌‍‌‍‌‌‌ ​‍‌‍‍ ‌‍‌‌‌‍‌‌‌ ​​‌‍‌‌‌ ​‍​‍ ‍‌‍ ‌ ​‍‌‍‌ ​‍ ‌‍‍‌‌‍ ‍‌ ‌​‌‍‌‌‌‍ ‍‌ ‌​​‍ ‌‍‌‌‌‍‌​‌‍‍‌‌ ‌​​‍ ‌‍ ‌‌‍ ‌‍‌​‌‍‌‌​ ‌‌ ​​‌ ​‍‌‍‌‌‌ ​ ‌‍‌‌‌‍ ‍‌ ‌​‌‍​‌‌ ‌​‌‍‍‌‌‍ ‌‍ ‍​ ‍ ‌‍‍‌‌‍‌​​ ‌​ ​‌‌‍​ ‌‍​‍‌‍​‌​ ‍​‌‍‌​​ ​​​ ‌‌​‍ ‌​ ​‍​ ​​​ ‌ ‌‍​‌​‍ ‌​ ‌​​ ​‌‌‍‌​​ ‌​​‍ ‌​ ‍‌‌‍‌‌​ ‌​​ ‌ ​‍ ‌​ ​‍‌‍​‍​ ‌‍‌‍‌‌​ ‌ ‌‍​‍​ ‌‌​ ‌ ‌‍‌‌​ ​​​ ​​​ ‌​​ ‍ ‌ ‌​‌ ‍‌‌ ​​‌‍‌‌​ ‌‌‍​‌‌ ​‍‌ ‌​‌‍‍‌‌‍​ ‌‍ ​‌‍‌‌​ ‍ ‌ ​​‌‍​‌‌ ‌​‌‍‍​​ ‌‌‍​ ‌‍ ‌‍ ‍‌ ‌​‌‍‌‌‌‍ ‍‌ ‌​​‍‌‌​ ‌‌‌​​‍‌‌ ‌‍‍ ‌‍‌‌‌ ‍‌​‍‌‌​ ​ ‌​‌​​‍‌‌​ ​ ‌​‌​​‍‌‌​ ​‍​ ​‍​ ‌ ‌‍​ ​ ​ ​ ‍‌‌‍​ ​ ‌​​ ​​​ ‍​​ ‌ ​ ​‍‌‍​‍​ ‍‌​‍‌‌​ ​‍​ ​‍​‍‌‌​ ‌‌‌​‌​​‍ ‍‌‍​ ‌‍‍​‌‍‍‌‌‍ ​‌‍‌​‌ ​‍‌‍‌‌‌‍ ‍​‍‌‌​ ‌‌‌​​‍‌‌ ‌‍‍ ‌‍‌‌‌ ‍‌​‍‌‌​ ​ ‌​‌​​‍‌‌​ ​ ‌​‌​​‍‌‌​ ​‍​ ​‍​ ‌ ‌‍​ ​ ​ ​ ‍‌‌‍​ ​ ‌​​ ​​​ ‍​​ ‌ ​ ​‍‌‍​‍​ ‍‌​ ‌ ​‍‌‌​ ​‍​ ​‍​‍‌‌​ ‌‌‌​‌​​‍ ‍‌ ‌​‌‍‌‌‌ ‍​‌ ‌​​ ‌‍​‍‌‍​‌‌ ​ ‌‍‌‌‌‌‌‌‌ ​‍‌‍ ​​ ‌‌‍‍​‌ ‌​‌ ‌​‌ ​​‌ ​ ​‍‌‌​ ​ ‌​​‌​‍‌‌​ ​‍‌​‌‍​‍‌‌​ ​‍‌​‌‍‌‍​ ‌‍ ‌‌ ​ ​‍ ‍‌‍ ‌‌‍​‌‌‍‍‌‌‍ ‍​‍ ‍​ ​‍​ ​​​ ​‍​ ‌​‌ ​‍‌‍‌‌‌‍‌​‌‍‌‌‌ ​ ‌‍‍‌‌‍‌ ‌‍ ‍​‍ ‍‌ ​‍‌‍‍‌‌ ‌‍‌‍‌‌‌ ​‍‌‍‍ ‌‍‌‌‌‍‌‌‌ ​​‌‍‌‌‌ ​‍​‍ ‍‌‍ ‌ ​‍‌‍‌ ​‍‌‍‌‍‍‌‌‍‌​​ ‌​ ​‌‌‍​ ‌‍​‍‌‍​‌​ ‍​‌‍‌​​ ​​​ ‌‌​‍ ‌​ ​‍​ ​​​ ‌ ‌‍​‌​‍ ‌​ ‌​​ ​‌‌‍‌​​ ‌​​‍ ‌​ ‍‌‌‍‌‌​ ‌​​ ‌ ​‍ ‌​ ​‍‌‍​‍​ ‌‍‌‍‌‌​ ‌ ‌‍​‍​ ‌‌​ ‌ ‌‍‌‌​ ​​​ ​​​ ‌​​‍‌‍‌ ‌​‌ ‍‌‌ ​​‌‍‌‌​ ‌‌‍​‌‌ ​‍‌ ‌​‌‍‍‌‌‍​ ‌‍ ​‌‍‌‌​‍‌‍‌ ​​‌‍​‌‌ ‌​‌‍‍​​ ‌‌‍​ ‌‍ ‌‍ ‍‌ ‌​‌‍‌‌‌‍ ‍‌ ‌​​‍‌‌​ ‌‌‌​​‍‌‌ ‌‍‍ ‌‍‌‌‌ ‍‌​‍‌‌​ ​ ‌​‌​​‍‌‌​ ​ ‌​‌​​‍‌‌​ ​‍​ ​‍​ ‌ ‌‍​ ​ ​ ​ ‍‌‌‍​ ​ ‌​​ ​​​ ‍​​ ‌ ​ ​‍‌‍​‍​ ‍‌​‍‌‌​ ​‍​ ​‍​‍‌‌​ ‌‌‌​‌​​‍ ‍‌‍​ ‌‍‍​‌‍‍‌‌‍ ​‌‍‌​‌ ​‍‌‍‌‌‌‍ ‍​‍‌‌​ ‌‌‌​​‍‌‌ ‌‍‍ ‌‍‌‌‌ ‍‌​‍‌‌​ ​ ‌​‌​​‍‌‌​ ​ ‌​‌​​‍‌‌​ ​‍​ ​‍​ ‌ ‌‍​ ​ ​ ​ ‍‌‌‍​ ​ ‌​​ ​​​ ‍​​ ‌ ​ ​‍‌‍​‍​ ‍‌​ ‌ ​‍‌‌​ ​‍​ ​‍​‍‌‌​ ‌‌‌​‌​​‍ ‍‌ ‌​‌‍‌‌‌ ‍​‌ ‌​​‍‌‍‌ ​​‌‍‌‌‌ ​‍‌ ​ ‌ ​​‌‍‌‌‌‍​ ‌ ‌​‌‍‍‌‌ ‌‍‌‍‌‌​ ‌‌ ​​‌ ‌‌‌‍​‍‌‍ ​‌‍‍‌‌ ​ ‌‍‍​‌‍‌‌‌‍‌​​‍​‍‌ ‌